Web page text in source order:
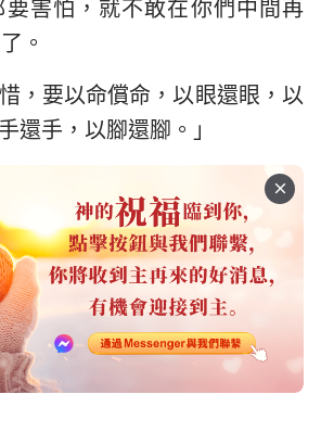
要害怕，就不敢在你們中間再
。
，要以命償命，以眼還眼，以
還手，以腳還腳。」